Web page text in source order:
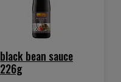
black bean sauce
226g